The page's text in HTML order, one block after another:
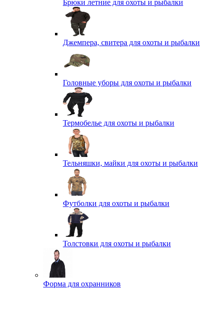
Брюки летние для охоты и рыбалки
Джемпера, свитера для охоты и рыбалки
Головные уборы для охоты и рыбалки
Термобелье для охоты и рыбалки
Тельняшки, майки для охоты и рыбалки
Футболки для охоты и рыбалки
Толстовки для охоты и рыбалки
Форма для охранников